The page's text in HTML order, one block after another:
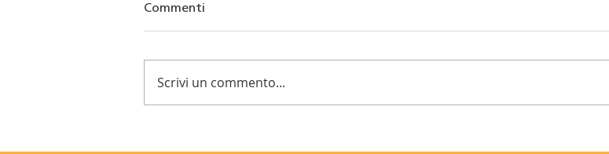
“Go Kart” Pista Emotion (7
Rotary Club Monza Brianza
Commenti
Scrivi un commento...